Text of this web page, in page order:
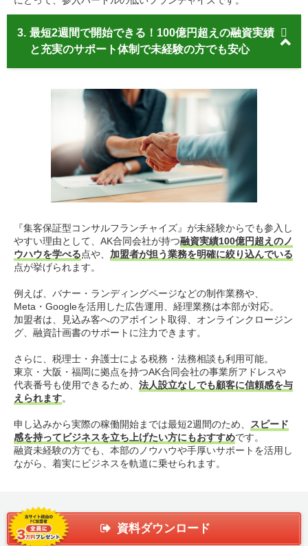
3. 最短2週間で開始できる！100億円超えの融資実績
と充実のサポート体制で未経験の方でも安心
『集客保証型コンサルフランチャイズ』が未経験からでも参入し
やすい理由として、AK合同会社が持つ融資実績100億円超えのノ
ウハウを学べる点や、 加盟者が担う業務を明確に絞り込んでいる
点が挙げられます。
例えば、バナー・ランディングページなどの制作業務や、
Meta・Googleを活用した広告運用、経理業務は本部が対応。
加盟者は、見込み客へのアポイント取得、オンラインクロージン
グ、融資計画書のサポートに注力できます。
さらに、税理士・弁護士による税務・法務相談も利用可能。
東京・大阪・福岡に拠点を持つAK合同会社の事業所アドレスや
代表番号も使用できるため、 法人設立なしでも顧客に信頼感を与
えられます。
申し込みから実際の稼働開始までは最短2週間のため、 スピード
感を持ってビジネスを立ち上げたい方にもおすすめです。
融資未経験の方でも、本部のノウハウや手厚いサポートを活用し
ながら、着実にビジネスを軌道に乗せられます。
資料ダウンロード